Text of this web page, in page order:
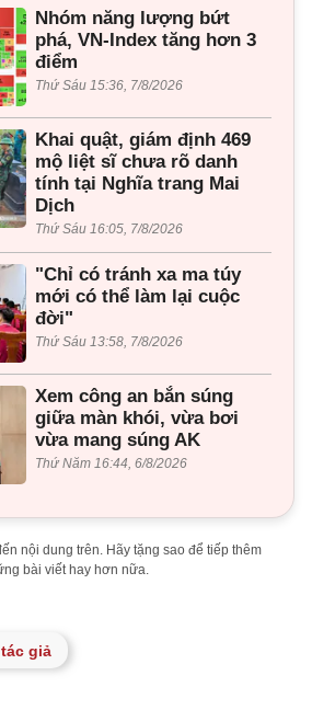
Nhóm năng lượng bứt
phá, VN-Index tăng hơn 3
điểm
Thứ Sáu 15:36, 7/8/2026
Khai quật, giám định 469
mộ liệt sĩ chưa rõ danh
tính tại Nghĩa trang Mai
Dịch
Thứ Sáu 16:05, 7/8/2026
"Chỉ có tránh xa ma túy
mới có thể làm lại cuộc
đời"
Thứ Sáu 13:58, 7/8/2026
Xem công an bắn súng
giữa màn khói, vừa bơi
vừa mang súng AK
Thứ Năm 16:44, 6/8/2026
nội dung trên. Hãy tặng sao để tiếp thêm
bài viết hay hơn nữa.
giả